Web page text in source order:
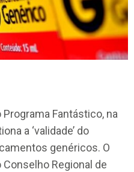
Fantástico, na
a ‘validade’ do
genéricos. O
Regional de